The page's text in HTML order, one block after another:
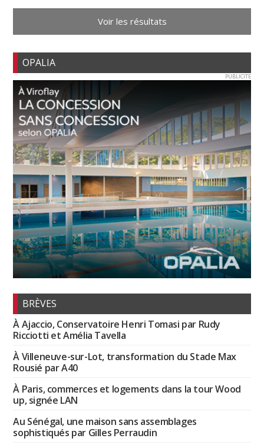
Voir les résultats
OPALIA
PUBLICITE
BRÈVES
À Ajaccio, Conservatoire Henri Tomasi par Rudy
Ricciotti et Amélia Tavella
À Villeneuve-sur-Lot, transformation du Stade Max
Rousié par A40
À Paris, commerces et logements dans la tour Wood
up, signée LAN
Au Sénégal, une maison sans assemblages
sophistiqués par Gilles Perraudin